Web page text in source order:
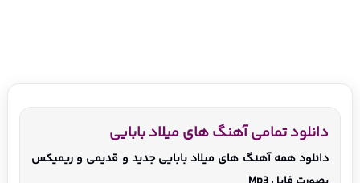
دانلود تمامی آهنگ های میلاد بابایی
دانلود همه آهنگ های میلاد بابایی جدید و قدیمی و ریمیکس